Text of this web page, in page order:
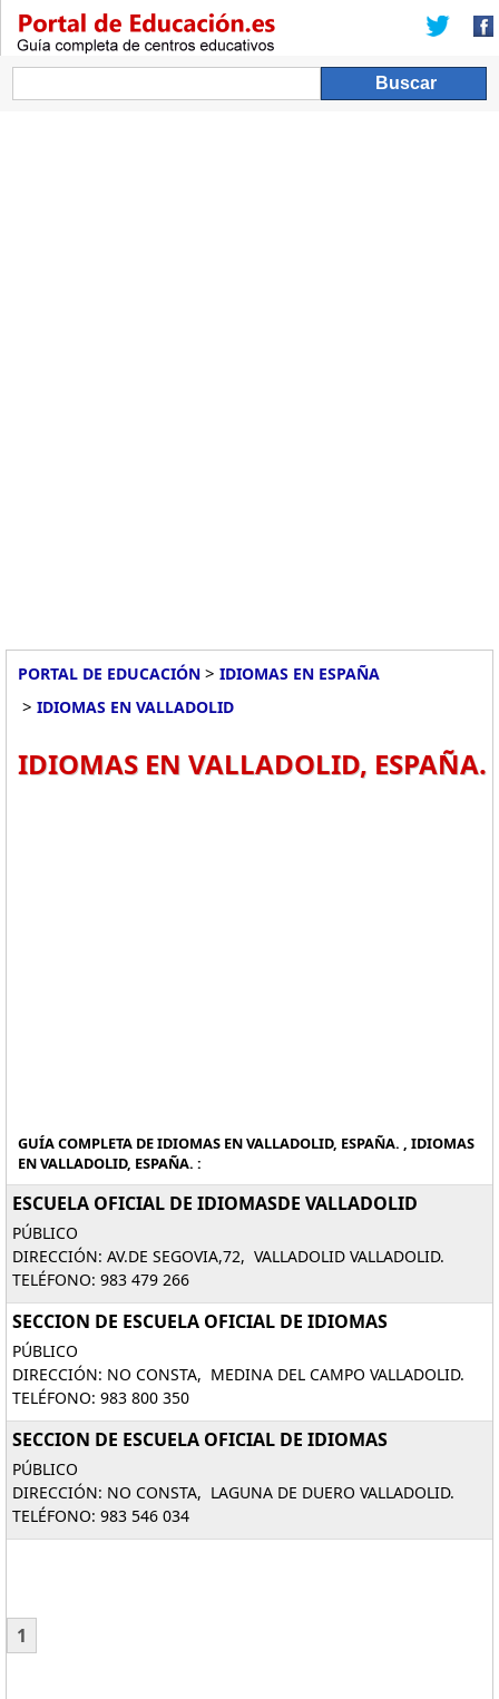
PORTAL DE EDUCACIÓN > IDIOMAS EN ESPAÑA
> IDIOMAS EN VALLADOLID
IDIOMAS EN VALLADOLID, ESPAÑA.
GUÍA COMPLETA DE IDIOMAS EN VALLADOLID, ESPAÑA. , IDIOMAS
EN VALLADOLID, ESPAÑA. :
ESCUELA OFICIAL DE IDIOMASDE VALLADOLID
PÚBLICO
DIRECCIÓN: AV.DE SEGOVIA,72, VALLADOLID VALLADOLID.
TELÉFONO: 983 479 266
SECCION DE ESCUELA OFICIAL DE IDIOMAS
PÚBLICO
DIRECCIÓN: NO CONSTA, MEDINA DEL CAMPO VALLADOLID.
TELÉFONO: 983 800 350
SECCION DE ESCUELA OFICIAL DE IDIOMAS
PÚBLICO
DIRECCIÓN: NO CONSTA, LAGUNA DE DUERO VALLADOLID.
TELÉFONO: 983 546 034
1